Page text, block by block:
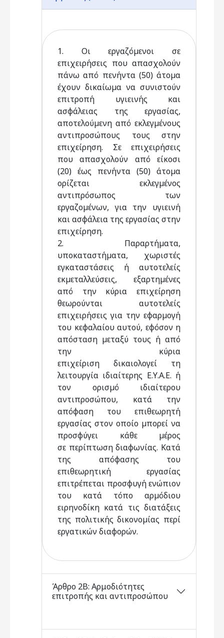
1. Οι εργαζόµενοι σε
επιχειρήσεις που απασχολούν
πάνω από πενήντα (50) άτοµα
έχουν δικαίωµα να συνιστούν
επιτροπή υγιεινής και
ασφάλειας της εργασίας,
αποτελούµενη από εκλεγµένους
αντιπροσώπους τους στην
επιχείρηση. Σε επιχειρήσεις
που απασχολούν από είκοσι
(20) έως πενήντα (50) άτοµα
ορίζεται εκλεγµένος
αντιπρόσωπος των
εργαζοµένων, για την υγιεινή
και ασφάλεια της εργασίας στην
επιχείρηση.
2. Παραρτήµατα,
υποκαταστήµατα, χωριστές
εγκαταστάσεις ή αυτοτελείς
εκµεταλλεύσεις, εξαρτηµένες
από την κύρια επιχείρηση
θεωρούνται αυτοτελείς
επιχειρήσεις για την εφαρµογή
του κεφαλαίου αυτού, εφόσον η
απόσταση µεταξύ τους ή από
την κύρια
επιχείριση δικαιολογεί τη
λειτουργία ιδιαίτερης Ε.Υ.Α.Ε. ή
τον ορισµό ιδιαίτερου
αντιπροσώπου, κατά την
απόφαση του επιθεωρητή
εργασίας στον οποίο µπορεί να
προσφύγει κάθε µέρος
σε περίπτωση διαφωνίας. Κατά
της απόφασης του
επιθεωρητική εργασίας
επιτρέπεται προσφυγή ενώπιον
του κατά τόπο αρµόδιου
ειρηνοδίκη κατά τις διατάξεις
της πολιτικής δικονοµίας περί
εργατικών διαφορών.
Άρθρο 2Β: Αρμοδιότητες
επιτροπής και αντιπροσώπου